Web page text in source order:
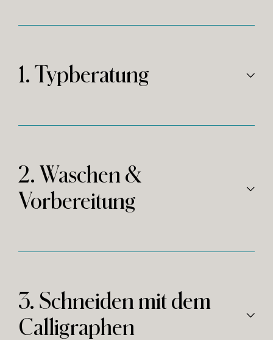
1. Typberatung
2. Waschen &
Vorbereitung
3. Schneiden mit dem
Calligraphen